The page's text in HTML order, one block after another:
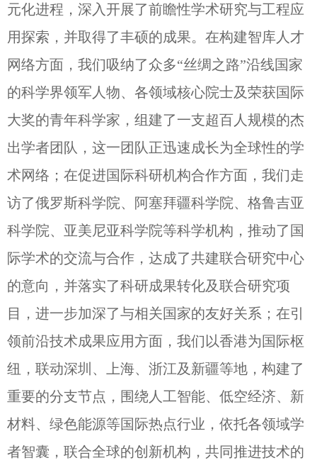
元化进程，深入开展了前瞻性学术研究与工程应
用探索，并取得了丰硕的成果。在构建智库人才
网络方面，我们吸纳了众多“丝绸之路”沿线国家
的科学界领军人物、各领域核心院士及荣获国际
大奖的青年科学家，组建了一支超百人规模的杰
出学者团队，这一团队正迅速成长为全球性的学
术网络；在促进国际科研机构合作方面，我们走
访了俄罗斯科学院、阿塞拜疆科学院、格鲁吉亚
科学院、亚美尼亚科学院等科学机构，推动了国
际学术的交流与合作，达成了共建联合研究中心
的意向，并落实了科研成果转化及联合研究项
目，进一步加深了与相关国家的友好关系；在引
领前沿技术成果应用方面，我们以香港为国际枢
纽，联动深圳、上海、浙江及新疆等地，构建了
重要的分支节点，围绕人工智能、低空经济、新
材料、绿色能源等国际热点行业，依托各领域学
者智囊，联合全球的创新机构，共同推进技术的